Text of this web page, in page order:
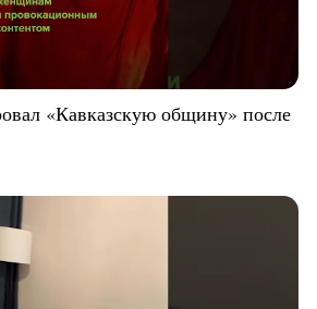
«Кавказскую общину» после